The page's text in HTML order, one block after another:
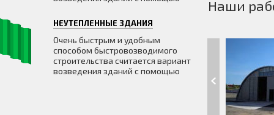
НЕУТЕПЛЕННЫЕ ЗДАНИЯ
Очень быстрым и удобным
способом быстровозводимого
строительства считается вариант
возведения зданий с помощью
Наши